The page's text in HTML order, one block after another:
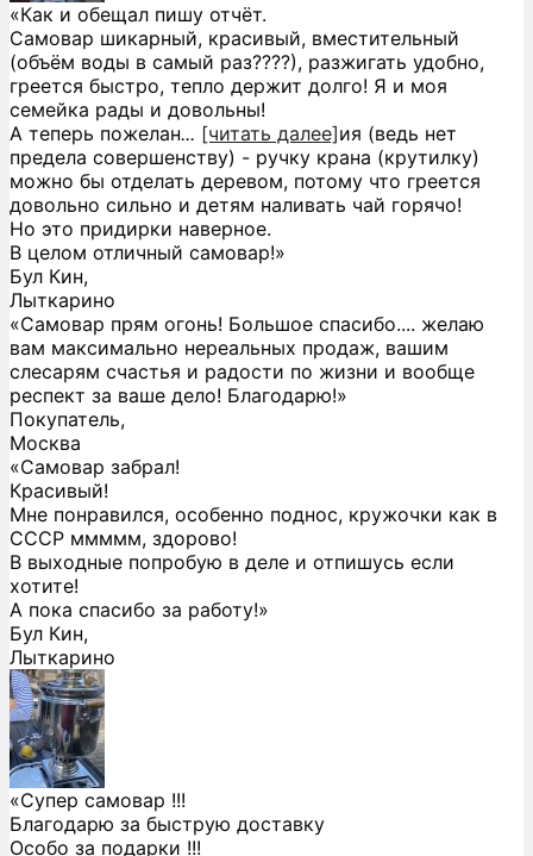
«Как и обещал пишу отчёт.
Самовар шикарный, красивый, вместительный
(объём воды в самый раз????), разжигать удобно,
греется быстро, тепло держит долго! Я и моя
семейка рады и довольны!
А теперь пожелан... [читать далее]ия (ведь нет
предела совершенству) - ручку крана (крутилку)
можно бы отделать деревом, потому что греется
довольно сильно и детям наливать чай горячо!
Но это придирки наверное.
В целом отличный самовар!»
Бул Кин,
Лыткарино
«Самовар прям огонь! Большое спасибо.... желаю
вам максимально нереальных продаж, вашим
слесарям счастья и радости по жизни и вообще
респект за ваше дело! Благодарю!»
Покупатель,
Москва
«Самовар забрал!
Красивый!
Мне понравился, особенно поднос, кружочки как в
СССР ммммм, здорово!
В выходные попробую в деле и отпишусь если
хотите!
А пока спасибо за работу!»
Бул Кин,
Лыткарино
«Супер самовар !!!
Благодарю за быструю доставку
Особо за подарки !!!